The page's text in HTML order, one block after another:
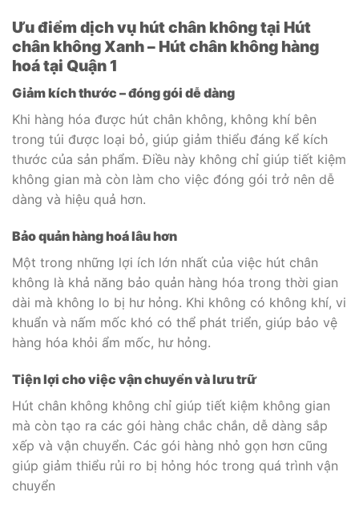
Ưu điểm dịch vụ hút chân không tại Hút
chân không Xanh – Hút chân không hàng
hoá tại Quận 1
Giảm kích thước – đóng gói dễ dàng
Khi hàng hóa được hút chân không, không khí bên
trong túi được loại bỏ, giúp giảm thiểu đáng kể kích
thước của sản phẩm. Điều này không chỉ giúp tiết kiệm
không gian mà còn làm cho việc đóng gói trở nên dễ
dàng và hiệu quả hơn.
Bảo quản hàng hoá lâu hơn
Một trong những lợi ích lớn nhất của việc hút chân
không là khả năng bảo quản hàng hóa trong thời gian
dài mà không lo bị hư hỏng. Khi không có không khí, vi
khuẩn và nấm mốc khó có thể phát triển, giúp bảo vệ
hàng hóa khỏi ẩm mốc, hư hỏng.
Tiện lợi cho việc vận chuyển và lưu trữ
Hút chân không không chỉ giúp tiết kiệm không gian
mà còn tạo ra các gói hàng chắc chắn, dễ dàng sắp
xếp và vận chuyển. Các gói hàng nhỏ gọn hơn cũng
giúp giảm thiểu rủi ro bị hỏng hóc trong quá trình vận
chuyển